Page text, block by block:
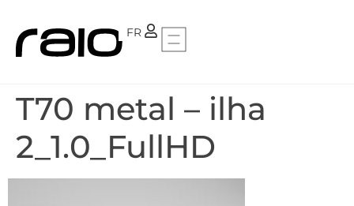
FR
PT
T70 metal – ilha
2_1.0_FullHD